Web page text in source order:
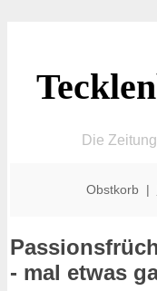
Die
Obstkorb |
- mal etwas